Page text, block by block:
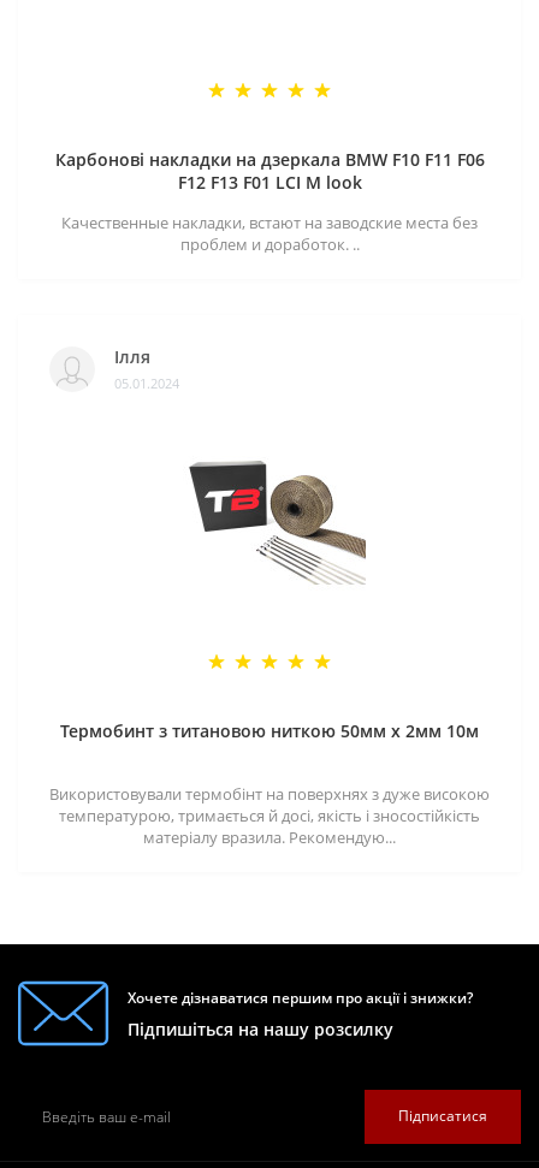
Карбонові накладки на дзеркала BMW F10 F11 F06
F12 F13 F01 LCI M look
Качественные накладки, встают на заводские места без
проблем и доработок. ..
Ілля
05.01.2024
Термобинт з титановою ниткою 50мм х 2мм 10м
Використовували термобінт на поверхнях з дуже високою
температурою, тримається й досі, якість і зносостійкість
матеріалу вразила. Рекомендую...
Хочете дізнаватися першим про акції і знижки?
Підпишіться на нашу розсилку
Підписатися